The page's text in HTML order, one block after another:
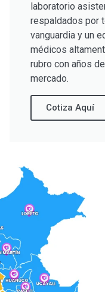
laboratorio
respaldados por
vanguardia y un
médicos
rubro con años
mercado.
Cotiza Aquí